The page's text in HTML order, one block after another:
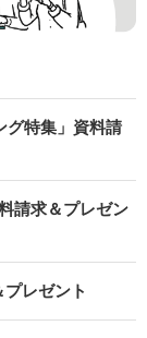
グ特集」資料請
請求＆プレゼン
レゼント